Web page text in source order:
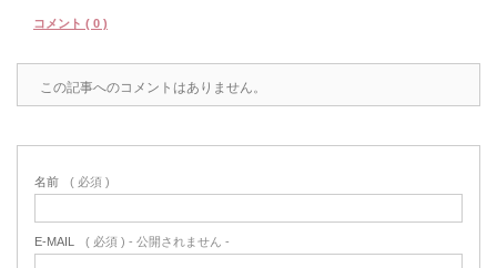
コメント ( 0 )
この記事へのコメントはありません。
名前 ( 必須 )
E-MAIL ( 必須 ) - 公開されません -